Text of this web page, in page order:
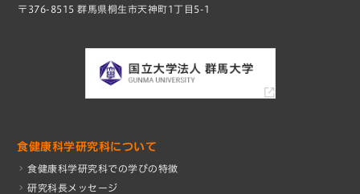
〒376-8515 群馬県桐生市天神町1丁目5-1
食健康科学研究科について
食健康科学研究科での学びの特徴
研究科長メッセージ